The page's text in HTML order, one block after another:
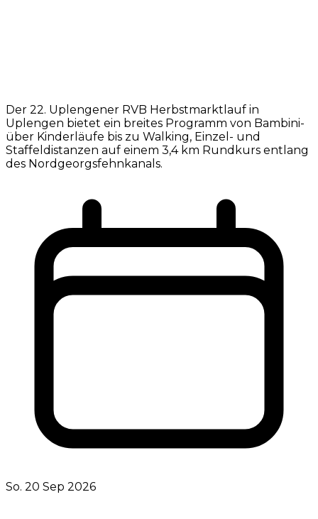
Der 22. Uplengener RVB Herbstmarktlauf in
Uplengen bietet ein breites Programm von Bambini-
über Kinderläufe bis zu Walking, Einzel- und
Staffeldistanzen auf einem 3,4 km Rundkurs entlang
des Nordgeorgsfehnkanals.
So. 20 Sep 2026